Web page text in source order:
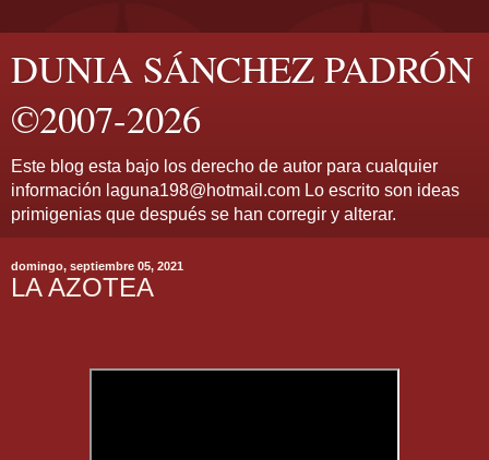
DUNIA SÁNCHEZ PADRÓN
©2007-2026
Este blog esta bajo los derecho de autor para cualquier
información laguna198@hotmail.com Lo escrito son ideas
primigenias que después se han corregir y alterar.
domingo, septiembre 05, 2021
LA AZOTEA